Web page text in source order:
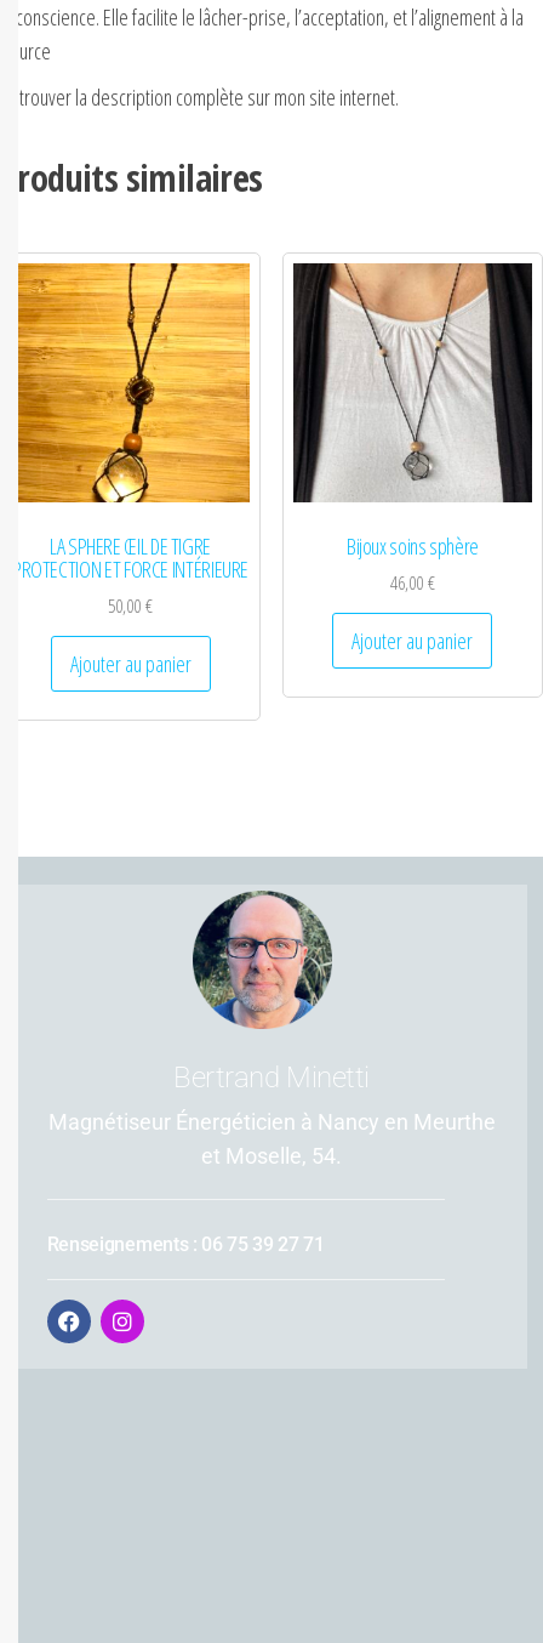
la conscience. Elle facilite le lâcher-prise, l’acceptation, et l’alignement à la
Source
Retrouver la description complète sur mon site internet.
Produits similaires
LA SPHERE ŒIL DE TIGRE
PROTECTION ET FORCE INTÉRIEURE
50,00€
Ajouter au panier
Bijoux soins sphère
46,00€
Ajouter au panier
Bertrand Minetti
Magnétiseur Énergéticien à Nancy en Meurthe
et Moselle, 54.
Renseignements : 06 75 39 27 71